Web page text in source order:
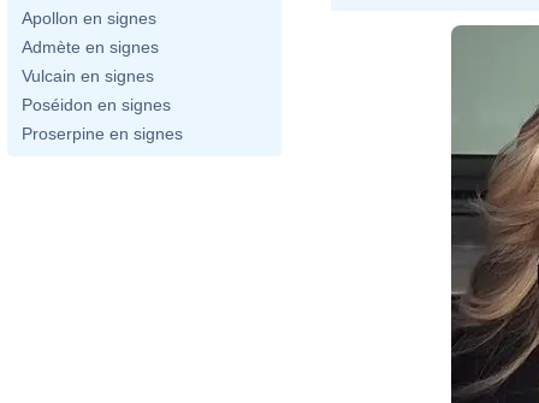
Apollon en signes
Admète en signes
Vulcain en signes
Poséidon en signes
Proserpine en signes